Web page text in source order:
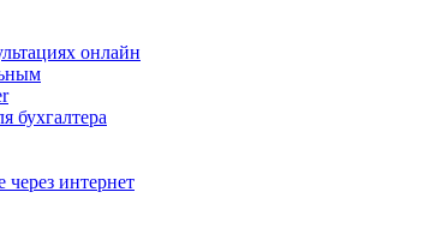
онлайн
бухгалтера
интернет